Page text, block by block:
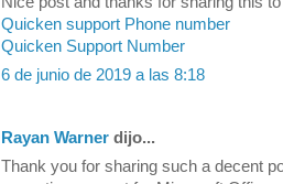
Quicken support Phone number
Quicken Support Number
6 de junio de 2019 a las 8:18
Rayan Warner dijo...
Thank you for sharing such a decent